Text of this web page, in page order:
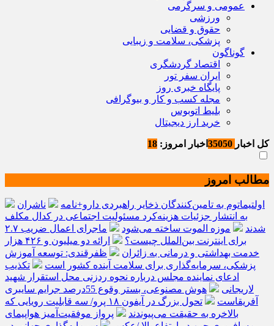
عمومی و سرگرمی
ورزشی
حقوق و قضایی
پزشکی، سلامت و زیبایی
گوناگون
اقتصاد گردشگری
ایران سفر تور
پایگاه خبری روز
مجله کسب و کار و بیوگرافی
بلیط اتوبوس
خرید ارز دیجیتال
کل اخبار اخبار امروز: 18
مطالب امروز
اولتیماتوم به تامین‌کنندگان ذخایر راهبردی دارو+نامه
ناشران
به انتشار جزئیات هزینه‌کرد مسئولیت اجتماعی در کدال مکلف
شدند
موزه الموت ساخته می‌شود
ماجرای اعمال ضریب ۲.۷
برای اینترنت بین‌الملل چیست؟
ارائه دو میلیون و ۴۲۶ هزار
خدمت بهداشتی و درمانی به زائران
ظفرقندی: توسعه آموزش
پزشکی، سرمایه‌گذاری برای سلامت آینده کشور است
تکذیب
ادعای نماینده مجلس درباره نحوه ردزنی محل استقرار شهید
لاریجانی
هوش مصنوعی، بستر وقوع 55درصد جرایم سایبری
آفریقاست
تحول بزرگ در آیفون ۱۸ پرو/ سه قابلیت رویایی که
بالاخره به حقیقت می‌پیوندند
پرواز موفقیت‌آمیز هواپیمای